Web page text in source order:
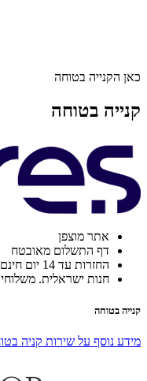
כאן הקנייה בטוחה
קנייה בטוחה
אתר מוצפן
דף התשלום מאובטח
החזרות עד 14 יום חינם
חנות ישראלית.
קנייה בטוחה
מידע נוסף על שירות קניה